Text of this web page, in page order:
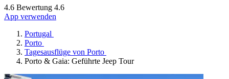
4.6 Bewertung 4.6
App verwenden
Portugal
Porto
Tagesausflüge von Porto
Porto & Gaia: Geführte Jeep Tour